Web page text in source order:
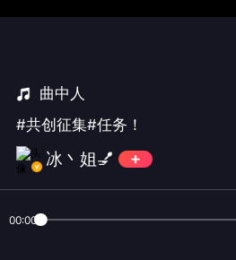
曲中人
#共创征集#任务！
冰丶姐💅
00:00